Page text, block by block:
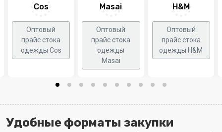
Соs
Оптовый
прайс стока
одежды Соs
Masai
Оптовый
прайс стока
одежды
Masai
H&M
Оптовый
прайс стока
одежды H&M
Удобные форматы закупки